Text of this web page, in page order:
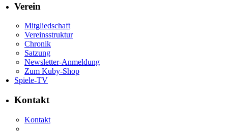
Verein
Mitgliedschaft
Vereinsstruktur
Chronik
Satzung
Newsletter-Anmeldung
Zum Kuby-Shop
Spiele-TV
Kontakt
Kontakt